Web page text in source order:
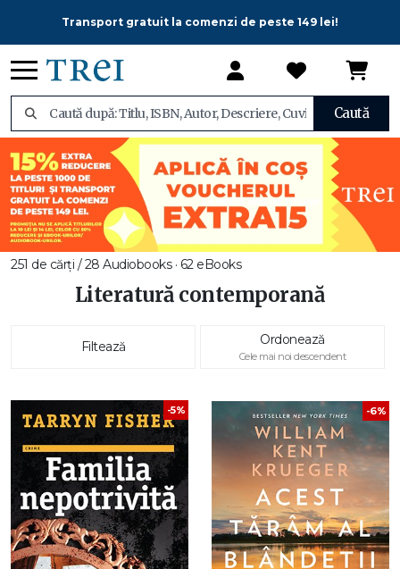
Transport gratuit la comenzi de peste 149 lei!
Caută
251 de cărți / 28 Audiobooks · 62 eBooks
Literatură contemporană
Filtează Ordonează
Cele mai noi descendent
-5% -6%